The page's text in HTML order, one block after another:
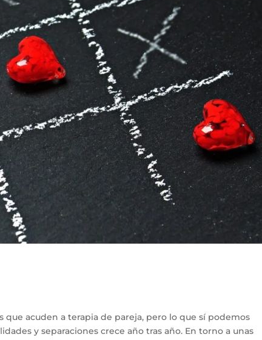
acuden a terapia de pareja, pero lo que sí podemos
y separaciones crece año tras año. En torno a unas